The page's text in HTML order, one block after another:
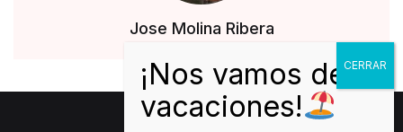
Jose Molina Ribera